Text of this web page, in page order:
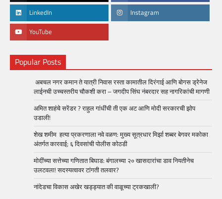
LinkedIn Instagram
YouTube
Popular Posts
अबचल नगर कमान ते यात्री निवास रस्ता कामातील दिरंगाई आणि बोगस ड्रेनेज
लाईनची उच्चस्तरीय चौकशी करा – जगदीप सिंघ नंबरदार सह नागरिकांची मागणी
अमित शाहंचे सरेंडर ? राहुल गांधींची ती एक अट आणि मोदी सरकारची झोप
उडाली!
शेख शमीम हत्या प्रकरणाला नवे वळण: मुख्य सूत्रधार मिर्झा शब्बर बेगवर मकोका
अंतर्गत कारवाई; ६ दिवसांची पोलीस कोठडी
मोदींच्या सत्तेच्या गणितात बिघाड: बंगालच्या २० खासदारांचा डाव नियतीनेच
उलटवला! सदस्यत्वावर टांगती तलवार?
नांदेडचा विकास अखेर खड्ड्यात की वाळूच्या ट्रकखाली?